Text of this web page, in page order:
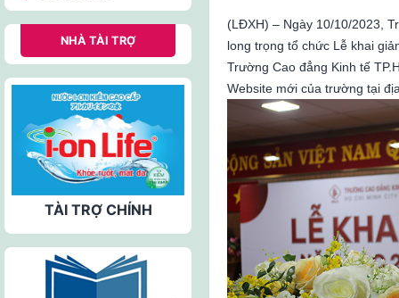
NHÀ TÀI TRỢ
TÀI TRỢ CHÍNH
(LĐXH) – Ngày 10/10/2023,
long trọng tổ chức Lễ khai
Trường Cao đẳng Kinh tế
Website mới của trường tại